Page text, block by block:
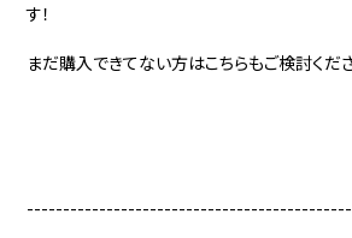
す！
まだ購入できてない方はこちらもご検討くだ